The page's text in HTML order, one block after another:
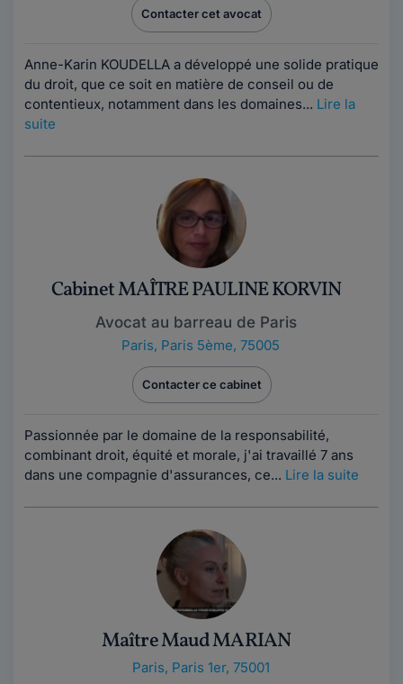
Contacter cet avocat
Anne-Karin KOUDELLA a développé une solide pratique
du droit, que ce soit en matière de conseil ou de
contentieux, notamment dans les domaines... Lire la
suite
Cabinet MAÎTRE PAULINE KORVIN
Avocat au barreau de Paris
Paris, Paris 5ème, 75005
Contacter ce cabinet
Passionnée par le domaine de la responsabilité,
combinant droit, équité et morale, j'ai travaillé 7 ans
dans une compagnie d'assurances, ce... Lire la suite
Maître Maud MARIAN
Paris, Paris 1er, 75001